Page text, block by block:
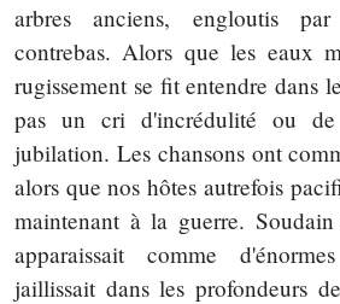
arbres anciens, engloutis
contrebas. Alors que les eaux
rugissement se fit entendre dans
pas un cri d'incrédulité ou
jubilation. Les chansons ont
alors que nos hôtes autrefois
maintenant à la guerre.
apparaissait comme
jaillissait dans les profondeurs